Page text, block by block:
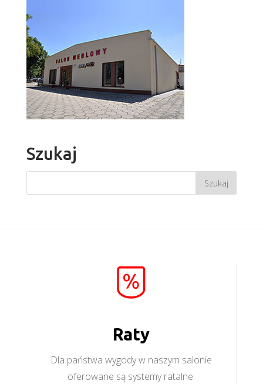
Szukaj
Raty
Dla państwa wygody w naszym salonie
oferowane są systemy ratalne.